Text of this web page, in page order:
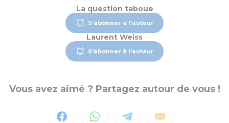
La question taboue
S'abonner à l'auteur
Laurent Weiss
S'abonner à l'auteur
Vous avez aimé ? Partagez autour de vous !